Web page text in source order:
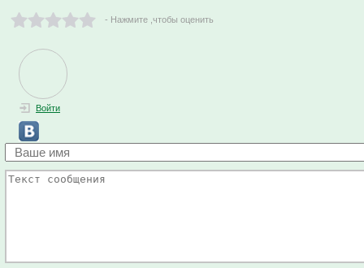
- Нажмите ,чтобы оценить
Войти